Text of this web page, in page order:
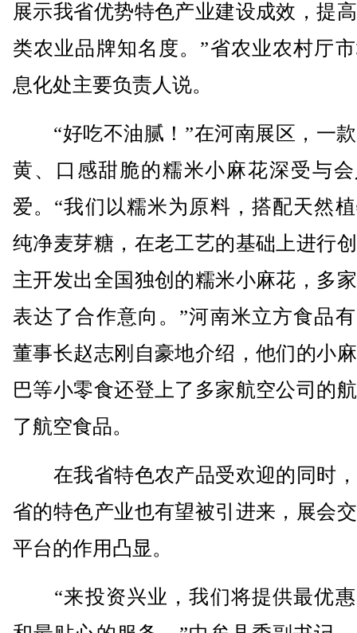
展示我省优势特色产业建设成效，提
类农业品牌知名度。”省农业农村厅
息化处主要负责人说。
“好吃不油腻！”在河南展区，一
黄、口感甜脆的糯米小麻花深受与
爱。“我们以糯米为原料，搭配天然
纯净麦芽糖，在老工艺的基础上进行
主开发出全国独创的糯米小麻花，多
表达了合作意向。”河南米立方食品
董事长赵志刚自豪地介绍，他们的小
巴等小零食还登上了多家航空公司的
了航空食品。
在我省特色农产品受欢迎的同时
省的特色产业也有望被引进来，展会
平台的作用凸显。
“来投资兴业，我们将提供最优惠